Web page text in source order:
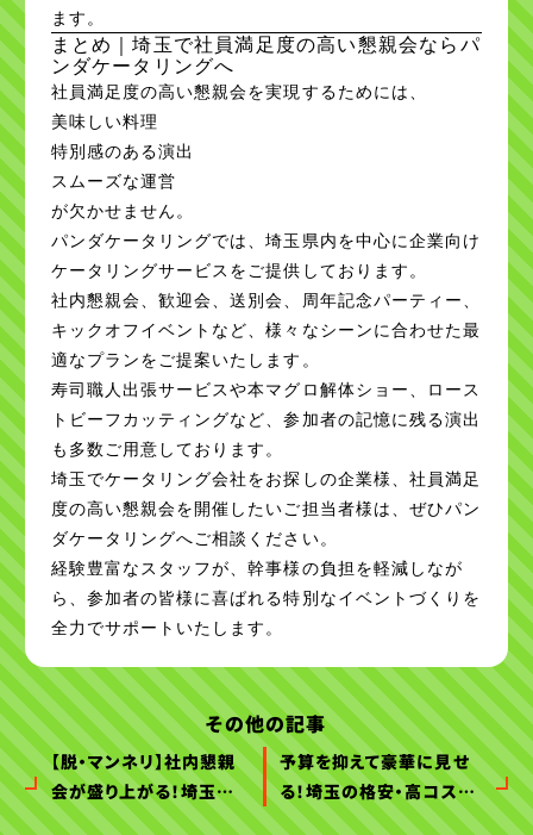
ます。
まとめ｜埼玉で社員満足度の高い懇親会ならパ
ンダケータリングへ
社員満足度の高い懇親会を実現するためには、
美味しい料理
特別感のある演出
スムーズな運営
が欠かせません。
パンダケータリングでは、埼玉県内を中心に企業向け
ケータリングサービスをご提供しております。
社内懇親会、歓迎会、送別会、周年記念パーティー、
キックオフイベントなど、様々なシーンに合わせた最
適なプランをご提案いたします。
寿司職人出張サービスや本マグロ解体ショー、ロース
トビーフカッティングなど、参加者の記憶に残る演出
も多数ご用意しております。
埼玉でケータリング会社をお探しの企業様、社員満足
度の高い懇親会を開催したいご担当者様は、ぜひパン
ダケータリングへご相談ください。
経験豊富なスタッフが、幹事様の負担を軽減しなが
ら、参加者の皆様に喜ばれる特別なイベントづくりを
全力でサポートいたします。
その他の記事
【脱・マンネリ】社内懇親
会が盛り上がる！埼玉の
体験型・おしゃれケータリ
予算を抑えて豪華に見せ
る！埼玉の格安・高コスパ
な社内イベント向けケー